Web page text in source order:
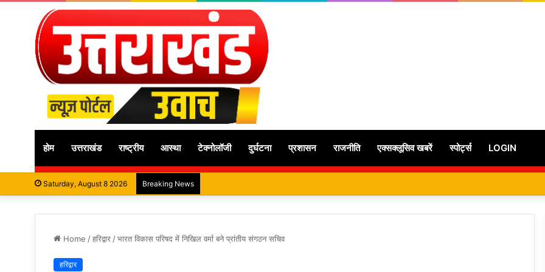
होम उत्तराखंड राष्ट्रीय आस्था टेक्नोलॉजी दुर्घटना प्रशासन राजनीति एक्सक्लूसिव खबरें स्पोर्ट्स LOGIN
Saturday, August 8 2026 Breaking News
Home /हरिद्वार /भारत विकास परिषद में निखिल वर्मा बने प्रांतीय संगठन सचिव
हरिद्वार